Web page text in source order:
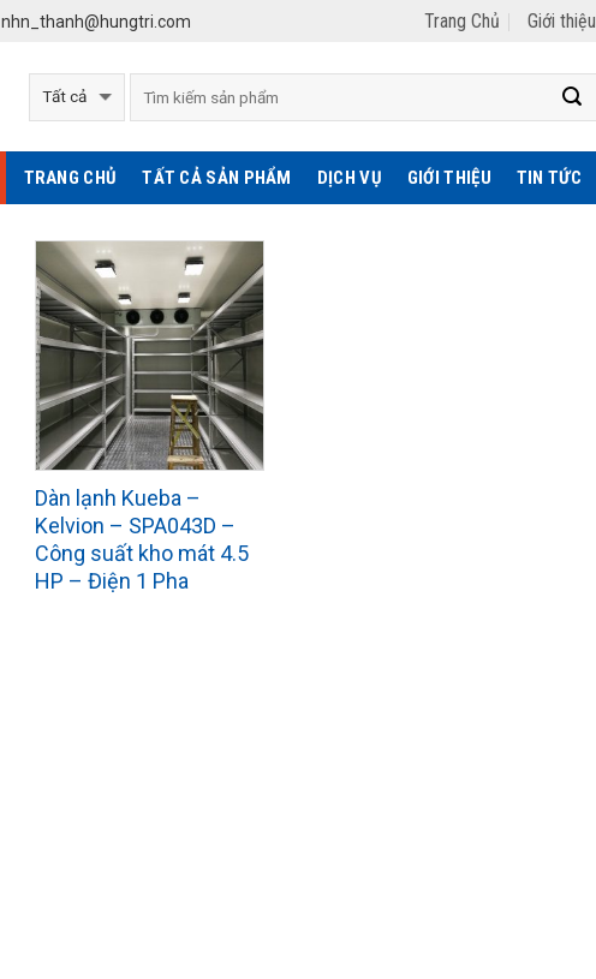
nhn_thanh@hungtri.com Trang Chủ Giới thiệu
TRANG CHỦ TẤT CẢ SẢN PHẨM DỊCH VỤ GIỚI THIỆU TIN TỨC
Dàn lạnh Kueba –
Kelvion – SPA043D –
Công suất kho mát 4.5
HP – Điện 1 Pha